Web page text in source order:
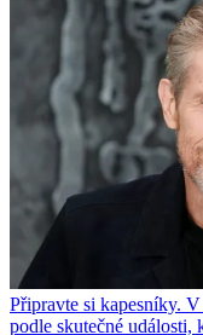
Připravte si kapesníky.
podle skutečné události,